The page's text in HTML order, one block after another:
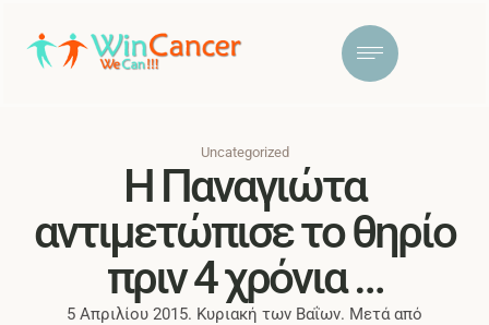
Uncategorized
Η Παναγιώτα
αντιμετώπισε το θηρίο
πριν 4 χρόνια …
5 Απριλίου 2015. Κυριακή των Βαΐων. Μετά από